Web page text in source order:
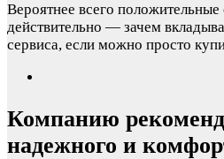
Вероятнее всего
действительно — зачем
сервиса, если можно просто
Компанию
надежного и